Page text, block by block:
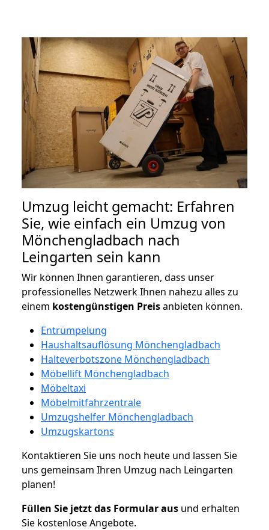
Umzug leicht gemacht: Erfahren
Sie, wie einfach ein Umzug von
Mönchengladbach nach
Leingarten sein kann
Wir können Ihnen garantieren, dass unser
professionelles Netzwerk Ihnen nahezu alles zu
einem kostengünstigen Preisanbieten können.
Entrümpelung
Haushaltsauflösung Mönchengladbach
Halteverbotszone Mönchengladbach
Möbellift Mönchengladbach
Möbeltaxi
Möbelmitfahrzentrale
Umzugshelfer Mönchengladbach
Umzugskartons
Kontaktieren Sie uns noch heute und lassen Sie
uns gemeinsam Ihren Umzug nach Leingarten
planen!
Füllen Sie jetzt das Formular aus und erhalten
Sie kostenlose Angebote.